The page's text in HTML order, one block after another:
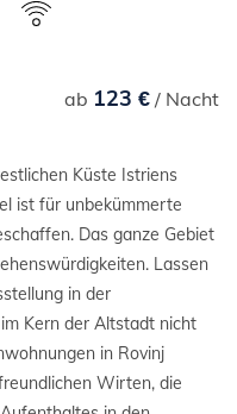
ab 123 €/ Nacht
Küste Istriens
ist für unbekümmerte
Das ganze Gebiet
Lassen
in der
Kern der Altstadt nicht
in Rovinj
Wirten, die